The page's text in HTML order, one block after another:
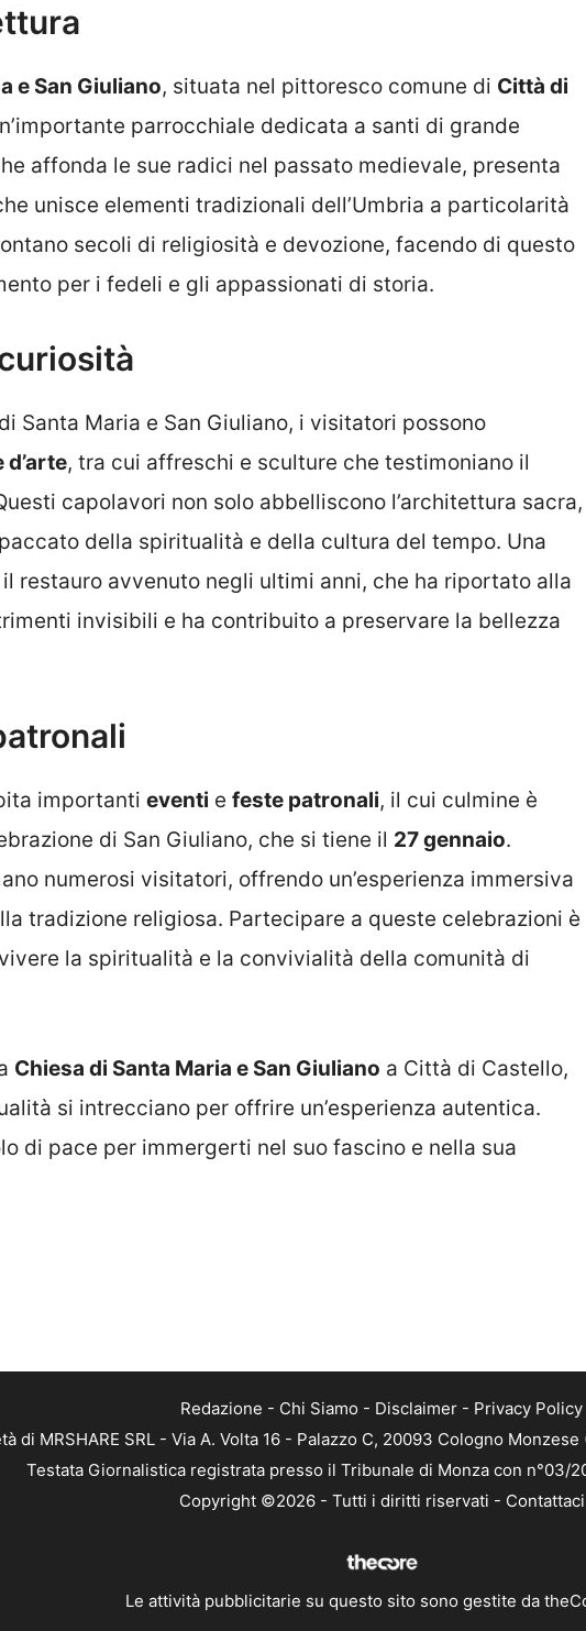
e San Giuliano, situata nel pittoresco comune di Città di
parrocchiale dedicata a santi di grande
affonda le sue radici nel passato medievale, presenta
unisce elementi tradizionali dell’Umbria a particolarità
secoli di religiosità e devozione, facendo di questo
per i fedeli e gli appassionati di storia.
Santa Maria e San Giuliano, i visitatori possono
d’arte, tra cui affreschi e sculture che testimoniano il
capolavori non solo abbelliscono l’architettura sacra,
della spiritualità e della cultura del tempo. Una
restauro avvenuto negli ultimi anni, che ha riportato alla
invisibili e ha contribuito a preservare la bellezza
importanti eventi e feste patronali, il cui culmine è
di San Giuliano, che si tiene il 27 gennaio.
numerosi visitatori, offrendo un’esperienza immersiva
tradizione religiosa. Partecipare a queste celebrazioni è
la spiritualità e la convivialità della comunità di
Chiesa di Santa Maria e San Giuliano a Città di Castello,
si intrecciano per offrire un’esperienza autentica.
di pace per immergerti nel suo fascino e nella sua
Redazione - Chi Siamo - Disclaimer - Privacy Policy
di MRSHARE SRL - Via A. Volta 16 - Palazzo C, 20093 Cologno
Testata Giornalistica registrata presso il Tribunale di Monza con n°03/
Copyright ©2026 - Tutti i diritti riservati - Contattaci
Le attività pubblicitarie su questo sito sono gestite da